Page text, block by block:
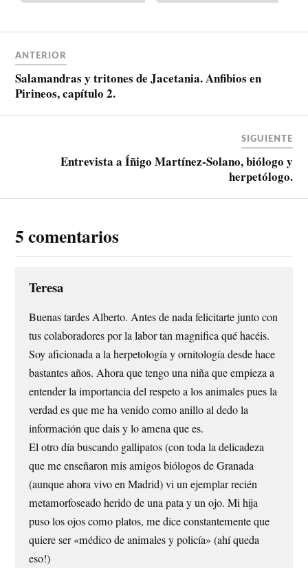
ANTERIOR
Salamandras y tritones de Jacetania. Anfibios en
Pirineos, capítulo 2.
SIGUIENTE
Entrevista a Íñigo Martínez-Solano, biólogo y
herpetólogo.
5 comentarios
Teresa
Buenas tardes Alberto. Antes de nada felicitarte junto con
tus colaboradores por la labor tan magnifica qué hacéis.
Soy aficionada a la herpetología y ornitología desde hace
bastantes años. Ahora que tengo una niña que empieza a
entender la importancia del respeto a los animales pues la
verdad es que me ha venido como anillo al dedo la
información que dais y lo amena que es.
El otro día buscando gallipatos (con toda la delicadeza
que me enseñaron mis amigos biólogos de Granada
(aunque ahora vivo en Madrid) vi un ejemplar recién
metamorfoseado herido de una pata y un ojo. Mi hija
puso los ojos como platos, me dice constantemente que
quiere ser «médico de animales y policía» (ahí queda
eso!)